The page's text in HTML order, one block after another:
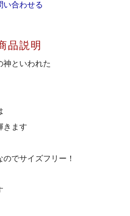
い合わせる
品説明
神といわれた
きます
でサイズフリー！